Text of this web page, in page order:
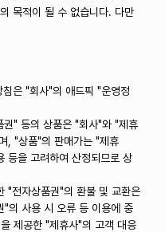
목적이 될 수 없습니다. 다만
은 "회사"의 애드픽 "운영정
" 등의 상품은 "회사"와 "제휴
, "상품"의 판매가는 "제휴
등을 고려하여 산정되므로 상
"전자상품권"의 환불 및 교환은
"의 사용 시 오류 등 이용에 중
제공한 "제휴사"의 고객 대응